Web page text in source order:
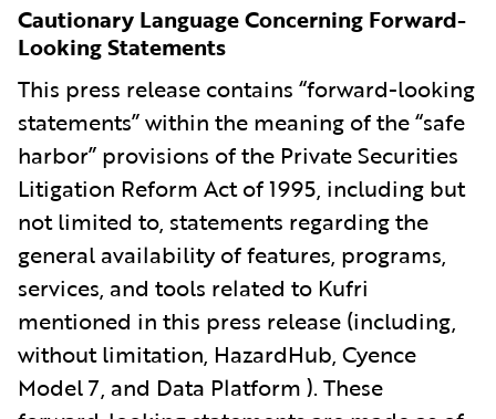
Cautionary Language Concerning Forward-
Looking Statements
This press release contains “forward-looking
statements” within the meaning of the “safe
harbor” provisions of the Private Securities
Litigation Reform Act of 1995, including but
not limited to, statements regarding the
general availability of features, programs,
services, and tools related to Kufri
mentioned in this press release (including,
without limitation, HazardHub, Cyence
Model 7, and Data Platform ). These